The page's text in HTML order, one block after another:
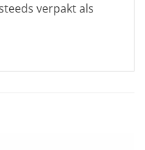
verpakt als